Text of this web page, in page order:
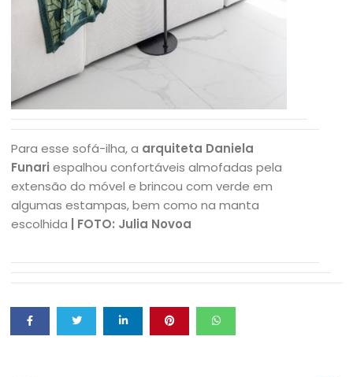
Para esse sofá-ilha, a arquiteta Daniela
Funari espalhou confortáveis almofadas pela
extensão do móvel e brincou com verde em
algumas estampas, bem como na manta
escolhida
| FOTO: Julia Novoa